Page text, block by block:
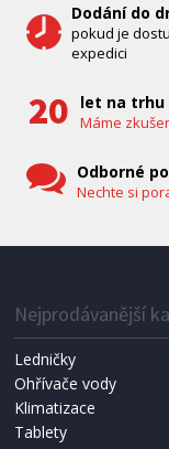
Dodání do
pokud je
expedici
let na trhu
Máme
Odborné
Nechte si
Nejprodávanější
Ledničky
Ohřívače vody
Klimatizace
Tablety